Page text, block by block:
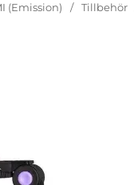
(Emission) Tillbehör